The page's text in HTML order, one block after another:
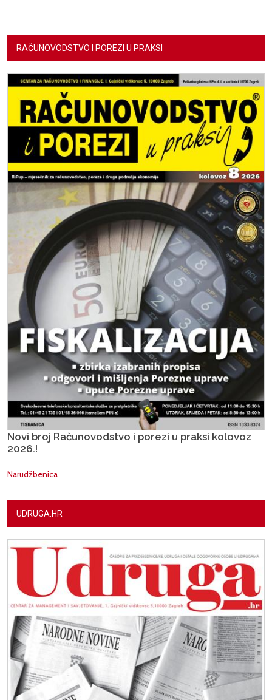
RAČUNOVODSTVO I POREZI U PRAKSI
Novi broj Računovodstvo i porezi u praksi kolovoz
2026.!
Narudžbenica
UDRUGA.HR